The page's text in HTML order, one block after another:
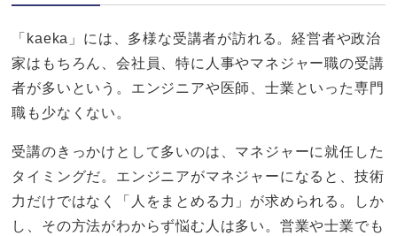
「kaeka」には、多様な受講者が訪れる。経営者や政治
家はもちろん、会社員、特に人事やマネジャー職の受講
者が多いという。エンジニアや医師、士業といった専門
職も少なくない。
受講のきっかけとして多いのは、マネジャーに就任した
タイミングだ。エンジニアがマネジャーになると、技術
力だけではなく「人をまとめる力」が求められる。しか
し、その方法がわからず悩む人は多い。営業や士業でも